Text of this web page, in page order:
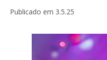
Publicado em 3.5.25